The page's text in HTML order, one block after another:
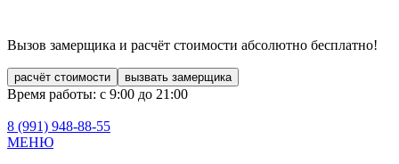
Вызов замерщика и расчёт стоимости абсолютно бесплатно!
расчёт стоимости вызвать замерщика
Время работы: с 9:00 до 21:00
8 (991) 948-88-55
МЕНЮ